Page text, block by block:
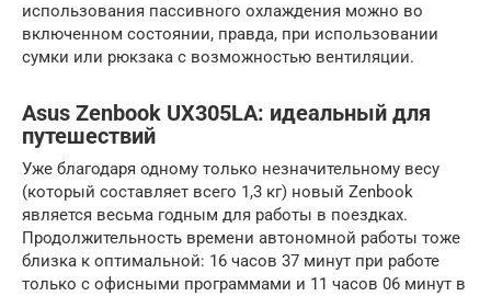
использования пассивного охлаждения можно во
включенном состоянии, правда, при использовании
сумки или рюкзака с возможностью вентиляции.
Asus Zenbook UX305LA: идеальный для
путешествий
Уже благодаря одному только незначительному весу
(который составляет всего 1,3 кг) новый Zenbook
является весьма годным для работы в поездках.
Продолжительность времени автономной работы тоже
близка к оптимальной: 16 часов 37 минут при работе
только с офисными программами и 11 часов 06 минут в